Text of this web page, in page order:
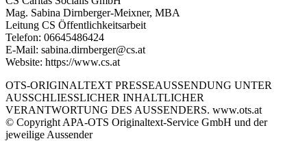
Mag. Sabina Dirnberger-Meixner, MBA
Leitung CS Öffentlichkeitsarbeit
Telefon: 06645486424
E-Mail: sabina.dirnberger@cs.at
Website: https://www.cs.at
OTS-ORIGINALTEXT PRESSEAUSSENDUNG UNTER
AUSSCHLIESSLICHER INHALTLICHER
VERANTWORTUNG DES AUSSENDERS. www.ots.at
© Copyright APA-OTS Originaltext-Service GmbH und der
jeweilige Aussender